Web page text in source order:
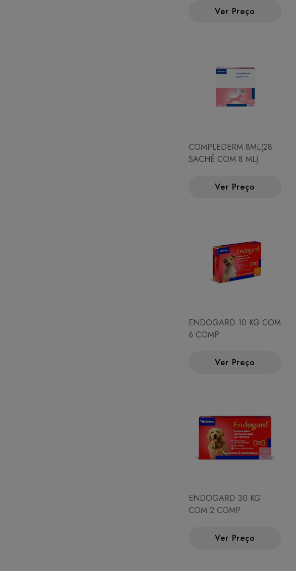
Ver Preço
COMPLEDERM 8ML(28
SACHÊ COM 8 ML)
Ver Preço
ENDOGARD 10 KG COM
6 COMP
Ver Preço
ENDOGARD 30 KG
COM 2 COMP
Ver Preço